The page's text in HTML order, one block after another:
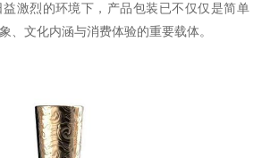
激烈的环境下，产品包装已不仅仅是简单
、文化内涵与消费体验的重要载体。